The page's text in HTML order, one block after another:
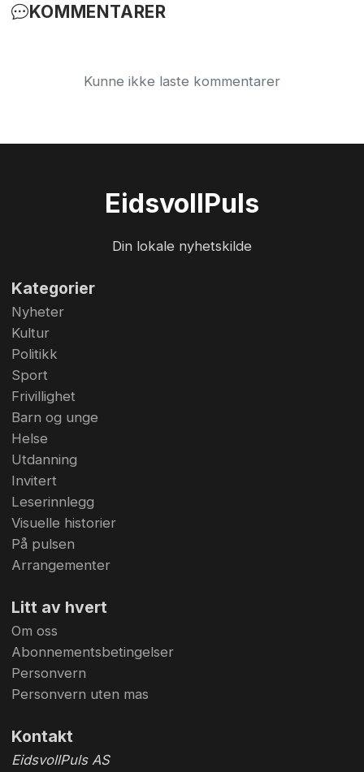
KOMMENTARER
Kunne ikke laste kommentarer
EidsvollPuls
Din lokale nyhetskilde
Kategorier
Nyheter
Kultur
Politikk
Sport
Frivillighet
Barn og unge
Helse
Utdanning
Invitert
Leserinnlegg
Visuelle historier
På pulsen
Arrangementer
Litt av hvert
Om oss
Abonnementsbetingelser
Personvern
Personvern uten mas
Kontakt
EidsvollPuls AS